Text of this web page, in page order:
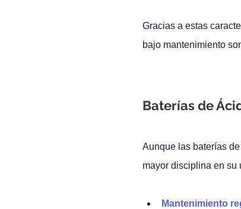
Gracias a estas
bajo mantenimiento
Baterías de
Aunque las baterías
mayor disciplina en su
Mantenimiento